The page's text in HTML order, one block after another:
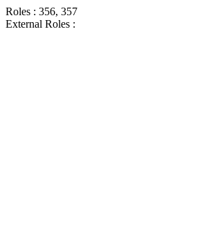
Roles : 356, 357
External Roles :